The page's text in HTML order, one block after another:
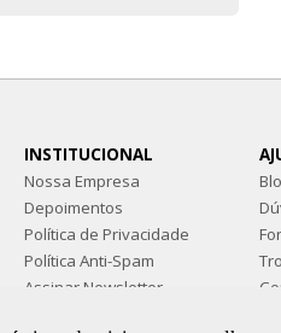
INSTITUCIONAL
Nossa Empresa
Depoimentos
Política de Privacidade
Política Anti-Spam
Assinar Newsletter